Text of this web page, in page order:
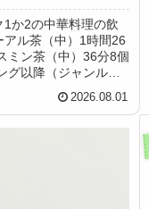
か2の中華料理の飲
ル茶（中）1時間26
ミン茶（中）36分8個
以降（ジャンル自
2026.08.01